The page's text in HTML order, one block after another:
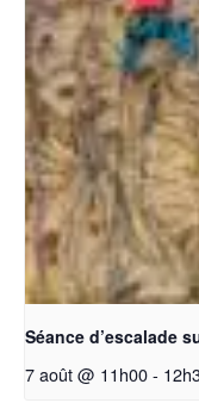
Séance d’escalade
7 août @ 11h00-